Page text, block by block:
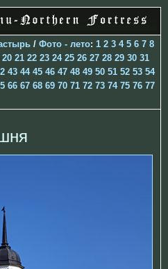
/ Фото - лето: 1 2 3 4 5 6 7 8
20 21 22 23 24 25 26 27 28 29 30 31
43 44 45 46 47 48 49 50 51 52 53 54
66 67 68 69 70 71 72 73 74 75 76 77